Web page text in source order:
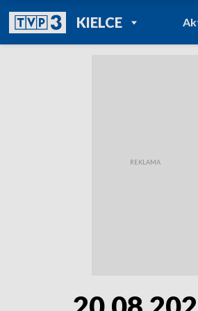
KIELCEPOWRÓT DO
TVP REGIONY